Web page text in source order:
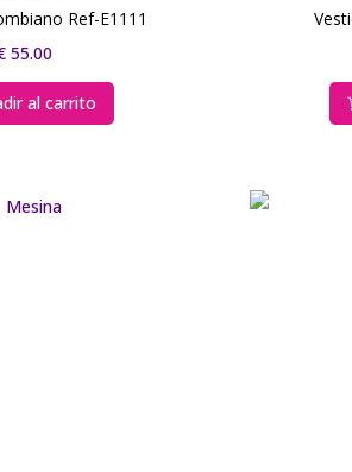
Ref-E1111
55.00
al carrito